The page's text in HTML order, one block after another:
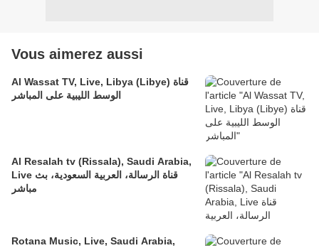
Vous aimerez aussi
Al Wassat TV, Live, Libya (Libye) قناة
الوسط الليبية على المباشر
Al Resalah tv (Rissala), Saudi Arabia,
Live قناة الرسالة، العربية السعودية، بث
مباشر
Rotana Music, Live, Saudi Arabia,